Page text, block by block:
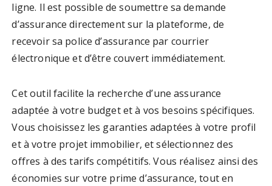
ligne. Il est possible de soumettre sa demande
d’assurance directement sur la plateforme, de
recevoir sa police d’assurance par courrier
électronique et d’être couvert immédiatement.
Cet outil facilite la recherche d’une assurance
adaptée à votre budget et à vos besoins spécifiques.
Vous choisissez les garanties adaptées à votre profil
et à votre projet immobilier, et sélectionnez des
offres à des tarifs compétitifs. Vous réalisez ainsi des
économies sur votre prime d’assurance, tout en